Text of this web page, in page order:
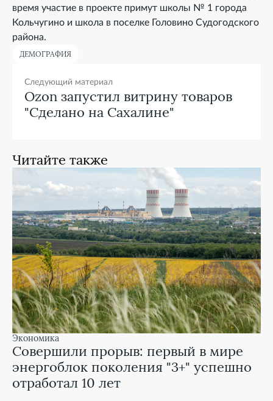
время участие в проекте примут школы № 1 города
Кольчугино и школа в поселке Головино Судогодского
района.
ДЕМОГРАФИЯ
Следующий материал
Ozon запустил витрину товаров
"Сделано на Сахалине"
Читайте также
экономика
Совершили прорыв: первый в мире
энергоблок поколения "3+" успешно
отработал 10 лет